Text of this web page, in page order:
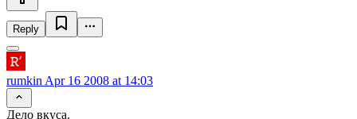
Reply
rumkin Apr 16 2008 at 14:03
Дело вкуса.